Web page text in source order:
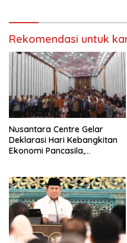
Rekomendasi untuk
Nusantara Centre Gelar
Deklarasi Hari Kebangkitan
Ekonomi Pancasila,
Penjajahan (Pergolakan
Ekonomi Politik Indonesia) &
Simposium Nasional “Urgensi
Undang-Undang
Perekonomian Nasional dan
Kesejahteraan Sosial dalam